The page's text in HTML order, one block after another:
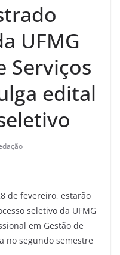
UFMG
Serviços
edital
de fevereiro, estarão
seletivo da UFMG
em Gestão de
no segundo semestre